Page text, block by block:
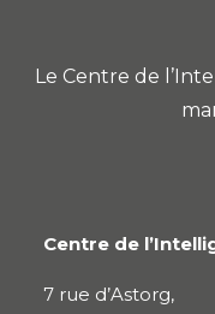
Le Centre de
Centre de
7 rue d’Astorg,